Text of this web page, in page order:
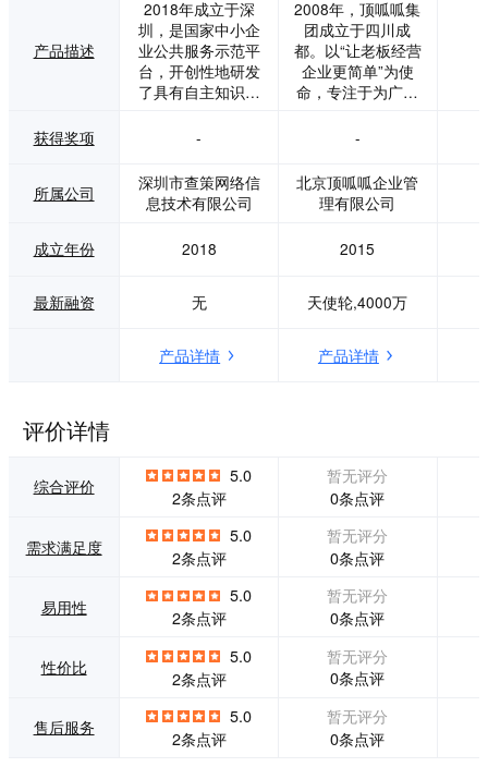
产品描述
2018年成立于深
圳，是国家中小企
业公共服务示范平
台，开创性地研发
了具有自主知识产
法、政策匹配引擎
等核心技术，以AI
聚合全国300多个
数据库、高新企业
库，为政府、企业
提供优质数据与精
查策网持续推动政
企服务智慧化，助
力产业政策实施，
为政府平台的数字
化升级提供全量、
系统、及时、权威
的数据服务，致力
打造智能企业服务
互联网新标杆。
2008年，顶呱呱集
团成立于四川成
都。以“让老板经营
企业更简单”为使
命，专注于为广大
服务型企业之一。
服务内容包含法律
服务、会计代理、
理、工商注册、融
销、项目服务、财
证服务等从企业创
小企业整合资源，
低成本解决融资困
难、销售困局、人
才困境等，实现市
场突破、管理提升
和转型升级。 经过
十多年的发展与沉
淀，顶呱呱一站式
企业服务平台已经
成长为一家拥有近7
千多名员工、14家
分公司、5大核心版
块、16大业态、60
0多项服务的企服领
域领军企业。
获得奖项 - -
所属公司
深圳市查策网络信
息技术有限公司
北京顶呱呱企业管
理有限公司
成立年份 2018 2015
最新融资 无 天使轮,4000万
产品详情 产品详情
评价详情
综合评价
5.0
2条点评
暂无评分
0条点评
需求满足度
5.0
2条点评
暂无评分
0条点评
易用性
5.0
2条点评
暂无评分
0条点评
性价比
5.0
2条点评
暂无评分
0条点评
售后服务
5.0
2条点评
暂无评分
0条点评